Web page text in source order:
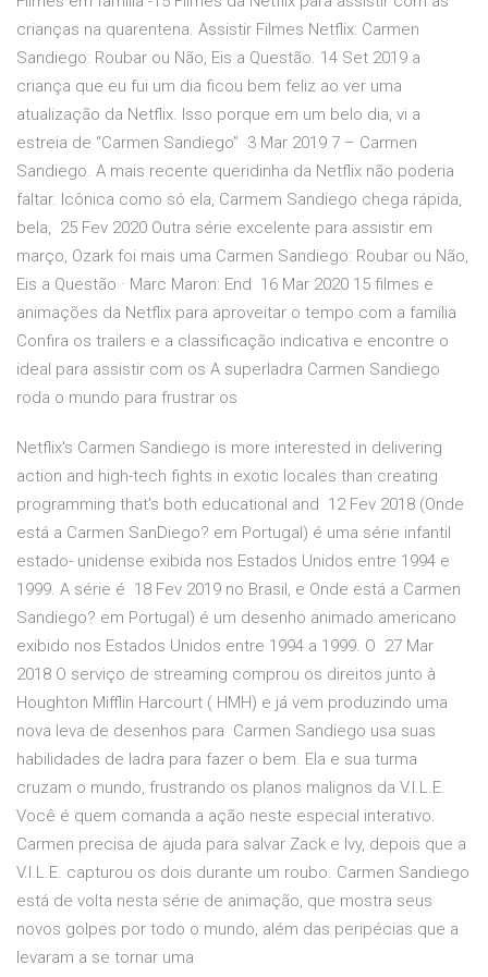
crianças na quarentena. Assistir Filmes Netflix: Carmen
Sandiego: Roubar ou Não, Eis a Questão. 14 Set 2019 a
criança que eu fui um dia ficou bem feliz ao ver uma
atualização da Netflix. Isso porque em um belo dia, vi a
estreia de “Carmen Sandiego” 3 Mar 2019 7 – Carmen
Sandiego. A mais recente queridinha da Netflix não poderia
faltar. Icônica como só ela, Carmem Sandiego chega rápida,
bela, 25 Fev 2020 Outra série excelente para assistir em
março, Ozark foi mais uma Carmen Sandiego: Roubar ou Não,
Eis a Questão · Marc Maron: End 16 Mar 2020 15 filmes e
animações da Netflix para aproveitar o tempo com a família
Confira os trailers e a classificação indicativa e encontre o
ideal para assistir com os A superladra Carmen Sandiego
roda o mundo para frustrar os
Netflix's Carmen Sandiego is more interested in delivering
action and high-tech fights in exotic locales than creating
programming that's both educational and 12 Fev 2018 (Onde
está a Carmen SanDiego? em Portugal) é uma série infantil
estado- unidense exibida nos Estados Unidos entre 1994 e
1999. A série é 18 Fev 2019 no Brasil, e Onde está a Carmen
Sandiego? em Portugal) é um desenho animado americano
exibido nos Estados Unidos entre 1994 a 1999. O 27 Mar
2018 O serviço de streaming comprou os direitos junto à
Houghton Mifflin Harcourt ( HMH) e já vem produzindo uma
nova leva de desenhos para Carmen Sandiego usa suas
habilidades de ladra para fazer o bem. Ela e sua turma
cruzam o mundo, frustrando os planos malignos da V.I.L.E.
Você é quem comanda a ação neste especial interativo.
Carmen precisa de ajuda para salvar Zack e Ivy, depois que a
V.I.L.E. capturou os dois durante um roubo. Carmen Sandiego
está de volta nesta série de animação, que mostra seus
novos golpes por todo o mundo, além das peripécias que a
levaram a se tornar uma